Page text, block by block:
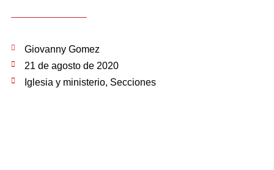
Giovanny Gomez
21 de agosto de 2020
Iglesia y ministerio, Secciones